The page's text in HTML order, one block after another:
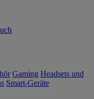
Gaming Headsets und
Smart-Geräte